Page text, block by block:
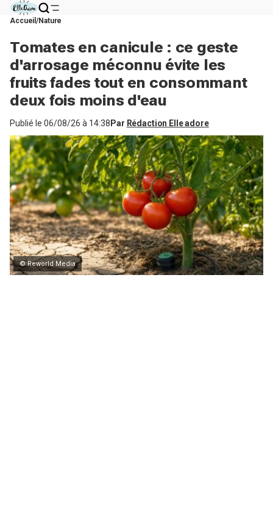
Accueil Nature
Tomates en canicule : ce geste
d'arrosage méconnu évite les
fruits fades tout en consommant
deux fois moins d'eau
Publié le 06/08/26 à 14:38 Par Rédaction Elle adore
© Reworld Media